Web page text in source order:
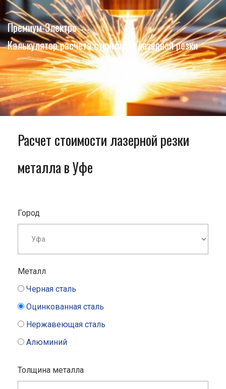
Премиум-Электро
Калькулятор расчета стоимости лазерной резки
Расчет стоимости лазерной резки
металла в Уфе
Город
Металл
Черная сталь
Оцинкованная сталь
Нержавеющая сталь
Алюминий
Толщина металла